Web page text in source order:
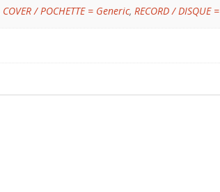
COVER / POCHETTE = Generic,RECORD / DISQUE